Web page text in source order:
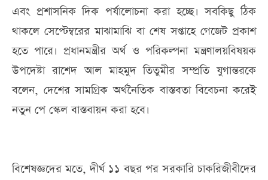
এবং প্রশাসনিক দিক পর্যালোচনা করা হচ্ছে। সবকিছু ঠিক
থাকলে সেপ্টেম্বরের মাঝামাঝি বা শেষ সপ্তাহে গেজেট প্রকাশ
হতে পারে। প্রধানমন্ত্রীর অর্থ ও পরিকল্পনা মন্ত্রণালয়বিষয়ক
উপদেষ্টা রাশেদ আল মাহমুদ তিতুমীর সম্প্রতি যুগান্তরকে
বলেন, দেশের সামগ্রিক অর্থনৈতিক বাস্তবতা বিবেচনা করেই
নতুন পে স্কেল বাস্তবায়ন করা হবে।
বিশেষজ্ঞদের মতে, দীর্ঘ ১১ বছর পর সরকারি চাকরিজীবীদের